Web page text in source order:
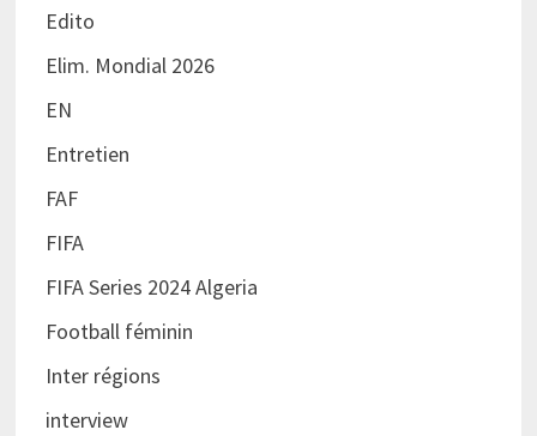
Edito
Elim. Mondial 2026
EN
Entretien
FAF
FIFA
FIFA Series 2024 Algeria
Football féminin
Inter régions
interview